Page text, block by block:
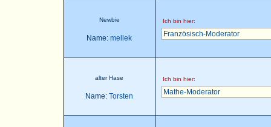
Newbie
Name: mellek
Ich bin hier:
Französisch-Moderator
alter Hase
Name: Torsten
Ich bin hier:
Mathe-Moderator